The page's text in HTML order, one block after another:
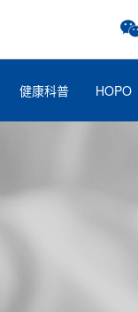
健康科普 HOPO